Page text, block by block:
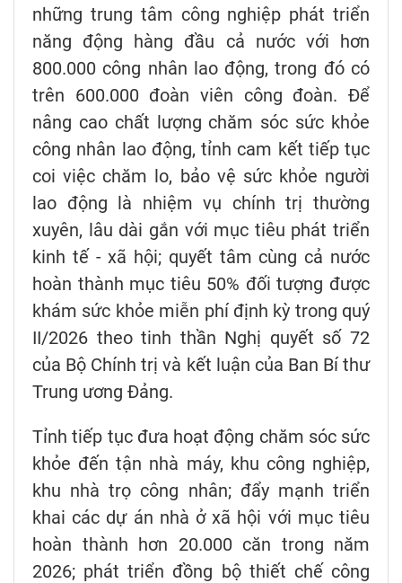
những trung tâm công nghiệp phát triển
năng động hàng đầu cả nước với hơn
800.000 công nhân lao động, trong đó có
trên 600.000 đoàn viên công đoàn. Để
nâng cao chất lượng chăm sóc sức khỏe
công nhân lao động, tỉnh cam kết tiếp tục
coi việc chăm lo, bảo vệ sức khỏe người
lao động là nhiệm vụ chính trị thường
xuyên, lâu dài gắn với mục tiêu phát triển
kinh tế - xã hội; quyết tâm cùng cả nước
hoàn thành mục tiêu 50% đối tượng được
khám sức khỏe miễn phí định kỳ trong quý
II/2026 theo tinh thần Nghị quyết số 72
của Bộ Chính trị và kết luận của Ban Bí thư
Trung ương Đảng.
Tỉnh tiếp tục đưa hoạt động chăm sóc sức
khỏe đến tận nhà máy, khu công nghiệp,
khu nhà trọ công nhân; đẩy mạnh triển
khai các dự án nhà ở xã hội với mục tiêu
hoàn thành hơn 20.000 căn trong năm
2026; phát triển đồng bộ thiết chế công